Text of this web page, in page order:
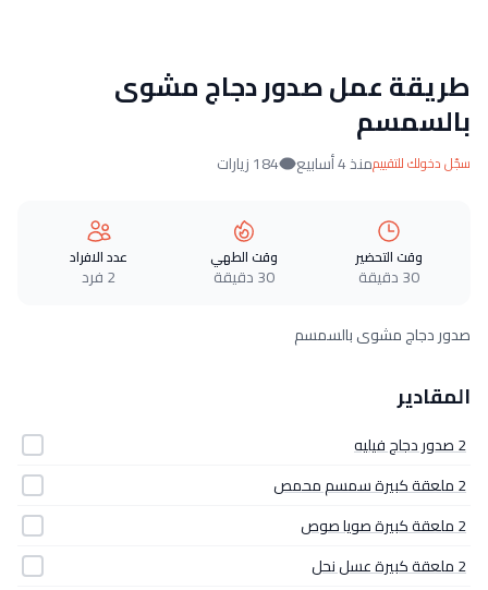
طريقة عمل صدور دجاج مشوى
بالسمسم
سجّل دخولك للتقييممنذ 4 أسابيع 184 زيارات
وقت التحضير
30 دقيقة
وقت الطهي
30 دقيقة
عدد الافراد
2 فرد
صدور دجاج مشوى بالسمسم
المقادير
2 صدور دجاج فيليه
2 ملعقة كبيرة سمسم محمص
2 ملعقة كبيرة صويا صوص
2 ملعقة كبيرة عسل نحل